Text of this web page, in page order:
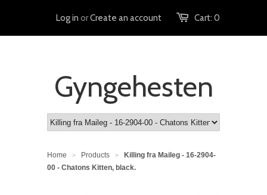
Cart: 0
Log in orCreate an account
Gyngehesten
Home > Products >
Killing fra Maileg - 16-2904-
00 - Chatons Kitten, black.